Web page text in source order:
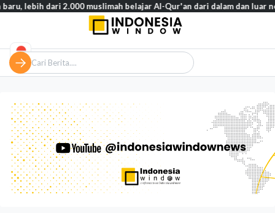
dari 2.000 muslimah belajar Al-Qur'an dari dalam dan luar negeri